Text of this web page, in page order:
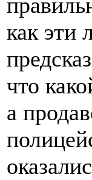
как эти
что
а